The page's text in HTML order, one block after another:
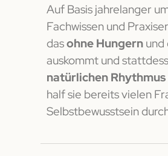
Auf Basis jahrelanger
Fachwissen und
dasohne Hungern
auskommt und
natürlichen
half sie bereits vielen
Selbstbewusstsein